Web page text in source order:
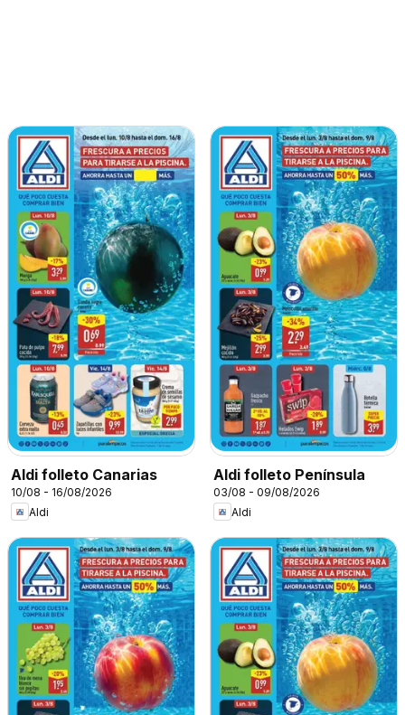
Aldi folleto Canarias
10/08 - 16/08/2026
Aldi
Aldi folleto Península
03/08 - 09/08/2026
Aldi